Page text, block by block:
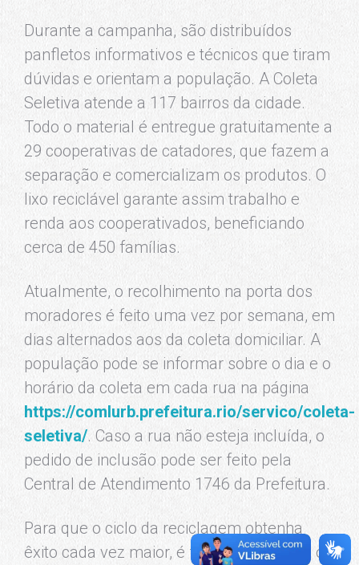
Durante a campanha, são distribuídos
panfletos informativos e técnicos que tiram
dúvidas e orientam a população. A Coleta
Seletiva atende a 117 bairros da cidade.
Todo o material é entregue gratuitamente a
29 cooperativas de catadores, que fazem a
separação e comercializam os produtos. O
lixo reciclável garante assim trabalho e
renda aos cooperativados, beneficiando
cerca de 450 famílias.
Atualmente, o recolhimento na porta dos
moradores é feito uma vez por semana, em
dias alternados aos da coleta domiciliar. A
população pode se informar sobre o dia e o
horário da coleta em cada rua na página
https://comlurb.prefeitura.rio/servico/coleta-
seletiva/. Caso a rua não esteja incluída, o
pedido de inclusão pode ser feito pela
Central de Atendimento 1746 da Prefeitura.
Para que o ciclo da reciclagem obtenha
êxito cada vez maior, é fundamental que os